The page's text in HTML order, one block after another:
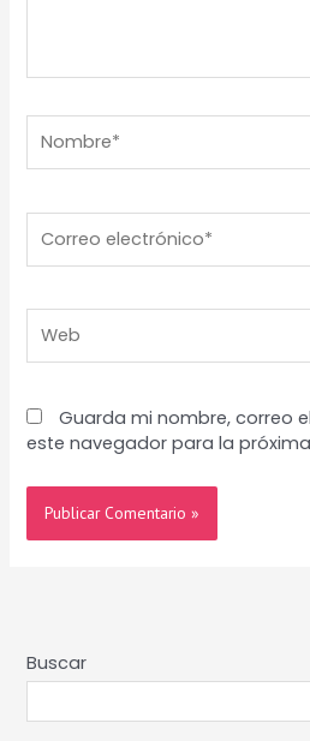
electrónico*
Guarda mi nombre, correo
este navegador para la
Buscar